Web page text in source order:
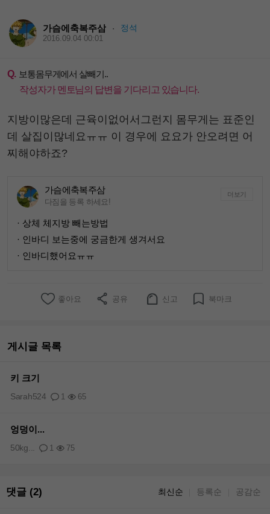
가슴에축복주삼 · 정석
2016.09.04 00:01
Q. 보통몸무게에서 살빼기..
작성자가 멘토님의 답변을 기다리고 있습니다.
지방이많은데 근육이없어서그런지 몸무게는 표준인
데 살집이많네요ㅠㅠ 이 경우에 요요가 안오려면 어
찌해야하죠?
가슴에축복주삼
다짐을 등록 하세요!
더보기
· 상체 체지방 빼는방법
· 인바디 보는중에 궁금한게 생겨서요
· 인바디했어요ㅠㅠ
좋아요 공유 신고 북마크
게시글 목록
키 크기
1 65
Sarah524
엉덩이...
1 75
50kg...
댓글 (2) 최신순 등록순 공감순